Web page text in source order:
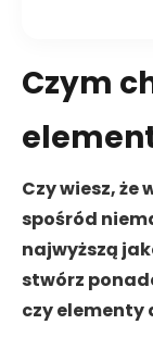
Czym
Czy wiesz, że
spośród
najwyższą
stwórz
czy elementy